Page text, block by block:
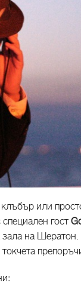
клъбър или
специален гост
на